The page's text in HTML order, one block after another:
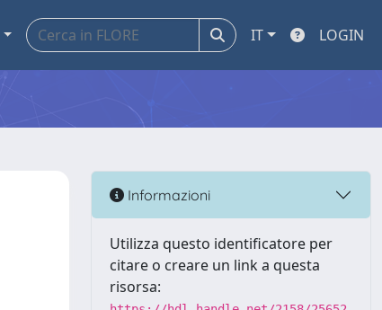
IT LOGIN
Informazioni
Utilizza questo identificatore per
citare o creare un link a questa
risorsa: